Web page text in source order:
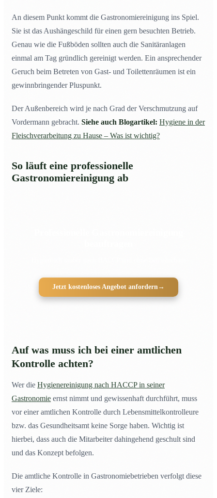
An diesem Punkt kommt die Gastronomiereinigung ins Spiel.
Sie ist das Aushängeschild für einen gern besuchten Betrieb.
Genau wie die Fußböden sollten auch die Sanitäranlagen
einmal am Tag gründlich gereinigt werden. Ein ansprechender
Geruch beim Betreten von Gast- und Toilettenräumen ist ein
gewinnbringender Pluspunkt.
Der Außenbereich wird je nach Grad der Verschmutzung auf
Vordermann gebracht. Siehe auch Blogartikel: Hygiene in der
Fleischverarbeitung zu Hause – Was ist wichtig?
So läuft eine professionelle
Gastronomiereinigung ab
Jetzt kostenloses Angebot anfordern→
Auf was muss ich bei einer amtlichen
Kontrolle achten?
Wer die Hygienereinigung nach HACCP in seiner
Gastronomie ernst nimmt und gewissenhaft durchführt, muss
vor einer amtlichen Kontrolle durch Lebensmittelkontrolleure
bzw. das Gesundheitsamt keine Sorge haben. Wichtig ist
hierbei, dass auch die Mitarbeiter dahingehend geschult sind
und das Konzept befolgen.
Die amtliche Kontrolle in Gastronomiebetrieben verfolgt diese
vier Ziele: